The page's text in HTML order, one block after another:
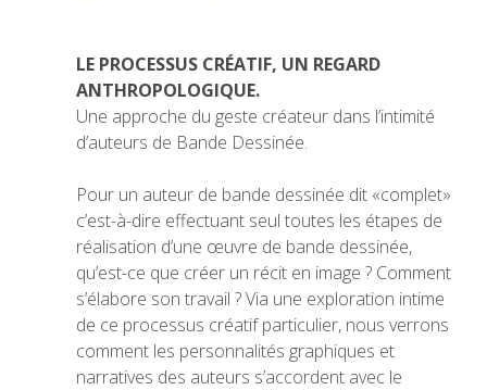
LE PROCESSUS CRÉATIF, UN REGARD
ANTHROPOLOGIQUE.
Une approche du geste créateur dans l’intimité
d’auteurs de Bande Dessinée.
Pour un auteur de bande dessinée dit «complet»
c’est-à-dire effectuant seul toutes les étapes de
réalisation d’une œuvre de bande dessinée,
qu’est-ce que créer un récit en image ? Comment
s’élabore son travail ? Via une exploration intime
de ce processus créatif particulier, nous verrons
comment les personnalités graphiques et
narratives des auteurs s’accordent avec le